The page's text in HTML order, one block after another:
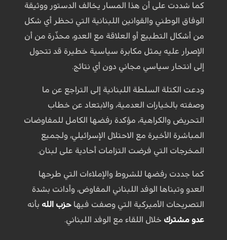
كما شددت على أن هذا المسار يخالف الدستور ووثيقة
الوفاق الوطني والقوانين اللبنانية التي تحظر أي شكل
من أشكال التطبيع أو العلاقة مع العدو، محذّرة من أن
الإصرار عليه يمثل مكابرة سياسية خطيرة قد تتحول
إلى انتحار سياسي مجاني دون أي نتائج.
ودعت الكتلة السلطة اللبنانية إلى التراجع عن ما
وصفته بالخيارات العدمية، والابتعاد عن خطاب
التحريض والكراهية، مؤكدة رفضها الكامل للمفاوضات
المباشرة الأخيرة مع الاحتلال الإسرائيلي، ولجميع
المخرجات التي فرضت التزامات أحادية على لبنان.
كما جددت رفضها للشروط والإملاءات التي طرحها
العدو وتبناها الوفد اللبناني المفاوض، وأدانت بشدة
التصريحات الأميركية التي وصفت فيها حزب الله بأنه
عدو مشترك خلال اللقاء مع الوفد اللبناني.